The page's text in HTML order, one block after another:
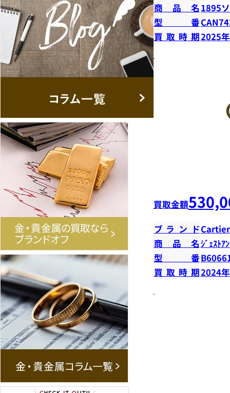
商品名 1895
型番
買取時期2025
買取金額
ブランドCartier
商品名ｼﾞｪｽﾄｱ
型番
買取時期2024